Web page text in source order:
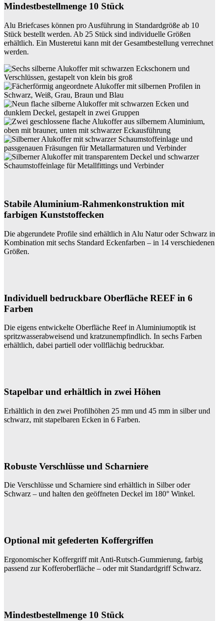
Mindestbestellmenge 10 Stück
Alu Briefcases können pro Ausführung in Standardgröße ab 10
Stück bestellt werden. Ab 25 Stück sind individuelle Größen
erhältlich. Ein Musteretui kann mit der Gesamtbestellung verrechnet
werden.
Stabile Aluminium-Rahmenkonstruktion mit
farbigen Kunststoffecken
Die abgerundete Profile sind erhältlich in Alu Natur oder Schwarz in
Kombination mit sechs Standard Eckenfarben – in 14 verschiedenen
Größen.
Individuell bedruckbare Oberfläche REEF in 6
Farben
Die eigens entwickelte Oberfläche Reef in Aluminiumoptik ist
spritzwasserabweisend und kratzunempfindlich. In sechs Farben
erhältlich, dabei partiell oder vollflächig bedruckbar.
Stapelbar und erhältlich in zwei Höhen
Erhältlich in den zwei Profilhöhen 25 mm und 45 mm in silber und
schwarz, mit stapelbaren Ecken in 6 Farben.
Robuste Verschlüsse und Scharniere
Die Verschlüsse und Scharniere sind erhältlich in Silber oder
Schwarz – und halten den geöffneten Deckel im 180° Winkel.
Optional mit gefederten Koffergriffen
Ergonomischer Koffergriff mit Anti-Rutsch-Gummierung, farbig
passend zur Kofferoberfläche – oder mit Standardgriff Schwarz.
Mindestbestellmenge 10 Stück